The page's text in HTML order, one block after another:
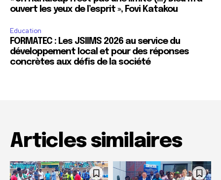
ouvert les yeux de l’esprit », Fovi Katakou
Education
FORMATEC : Les JSIIMS 2026 au service du
développement local et pour des réponses
concrètes aux défis de la société
Articles similaires